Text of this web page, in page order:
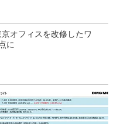
オフィスを改修したワ
に